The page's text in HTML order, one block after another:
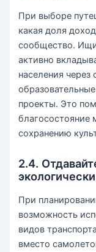
При выборе
какая доля
сообщество.
активно
населения через
проекты. Это
благосостояние
сохранению
2.4.
При
возможность
видов
вместо